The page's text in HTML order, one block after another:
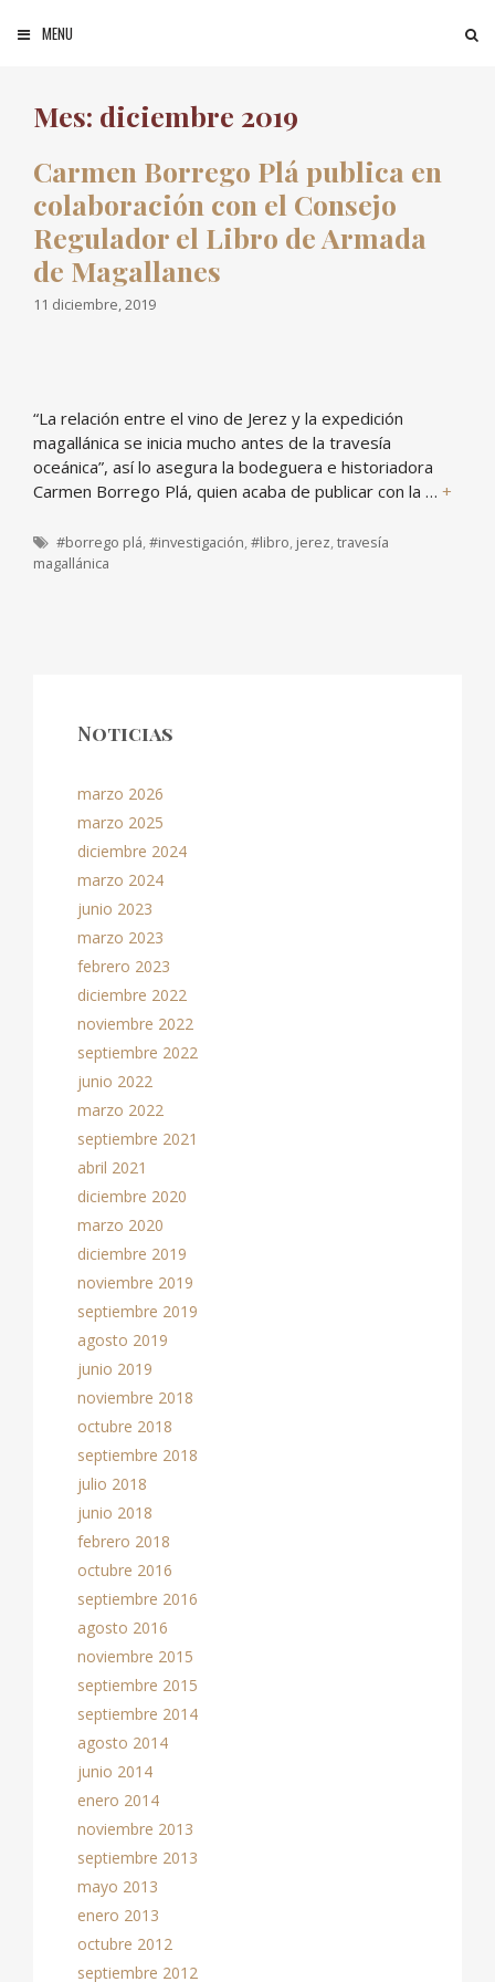
BUSCAR
MENU
Mes: diciembre 2019
Carmen Borrego Plá publica en
colaboración con el Consejo
Regulador el Libro de Armada
de Magallanes
11 diciembre, 2019
“La relación entre el vino de Jerez y la expedición
magallánica se inicia mucho antes de la travesía
oceánica”, así lo asegura la bodeguera e historiadora
Carmen Borrego Plá, quien acaba de publicar con la … +
Etiquetas
#borrego plá,#investigación,#libro, jerez,travesía
magallánica
Noticias
marzo 2026
marzo 2025
diciembre 2024
marzo 2024
junio 2023
marzo 2023
febrero 2023
diciembre 2022
noviembre 2022
septiembre 2022
junio 2022
marzo 2022
septiembre 2021
abril 2021
diciembre 2020
marzo 2020
diciembre 2019
noviembre 2019
septiembre 2019
agosto 2019
junio 2019
noviembre 2018
octubre 2018
septiembre 2018
julio 2018
junio 2018
febrero 2018
octubre 2016
septiembre 2016
agosto 2016
noviembre 2015
septiembre 2015
septiembre 2014
agosto 2014
junio 2014
enero 2014
noviembre 2013
septiembre 2013
mayo 2013
enero 2013
octubre 2012
septiembre 2012